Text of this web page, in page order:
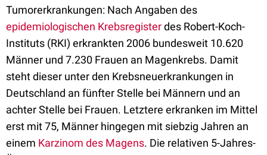
Tumorerkrankungen: Nach Angaben des
epidemiologischen Krebsregisterdes Robert-Koch-
Instituts (RKI) erkrankten 2006 bundesweit 10.620
Männer und 7.230 Frauen an Magenkrebs. Damit
steht dieser unter den Krebsneuerkrankungen in
Deutschland an fünfter Stelle bei Männern und an
achter Stelle bei Frauen. Letztere erkranken im Mittel
erst mit 75, Männer hingegen mit siebzig Jahren an
einem Karzinom des Magens. Die relativen 5-Jahres-